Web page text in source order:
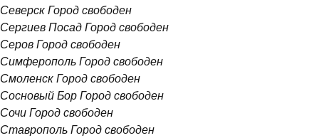
Северск Город свободен
Сергиев Посад Город свободен
Серов Город свободен
Симферополь Город свободен
Смоленск Город свободен
Сосновый Бор Город свободен
Сочи Город свободен
Ставрополь Город свободен